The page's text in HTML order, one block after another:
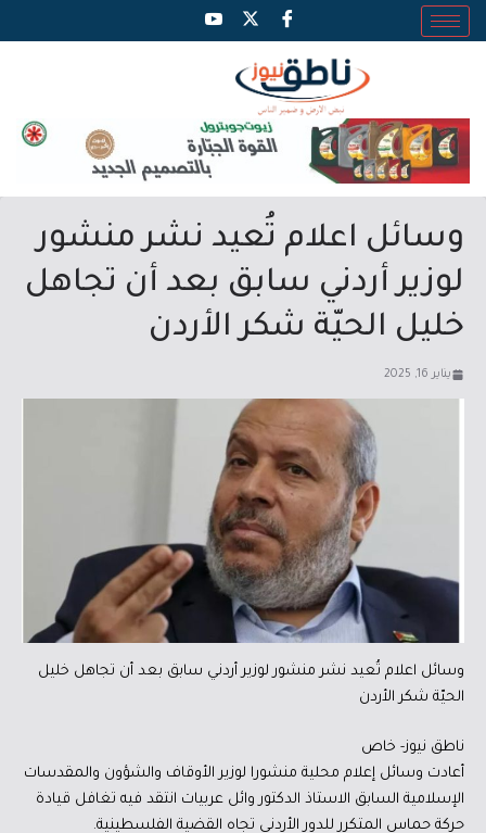
وسائل اعلام تُعيد نشر منشور
لوزير أردني سابق بعد أن تجاهل
خليل الحيّة شكر الأردن
يناير 16, 2025
وسائل اعلام تُعيد نشر منشور لوزير أردني سابق بعد أن تجاهل خليل
الحيّة شكر الأردن
ناطق نيوز- خاص
أعادت وسائل إعلام محلية منشورا لوزير الأوقاف والشؤون والمقدسات
الإسلامية السابق الاستاذ الدكتور وائل عربيات انتقد فيه تغافل قيادة
حركة حماس المتكرر للدور الأردني تجاه القضية الفلسطينية.